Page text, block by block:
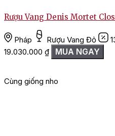
Rượu Vang Denis Mortet
Pháp Rượu Vang Đỏ
19.030.000 ₫ MUA NGAY
Cùng giống nho